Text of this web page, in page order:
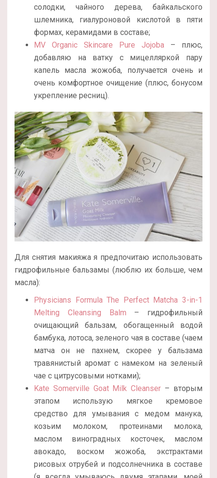
солодки, чайного дерева, байкальского
шлемника, гиалуроновой кислотой в пяти
формах, керамидами в составе;
MV Organic Skincare Pure Jojoba – плюс,
добавляю на ватку с мицелляркой пару
капель масла жожоба, получается очень и
очень комфортное очищение (плюс, бонусом
укрепление ресниц).
Для снятия макияжа я предпочитаю использовать
гидрофильные бальзамы (люблю их больше, чем
масла):
Physicians Formula The Perfect Matcha 3-in-1
Melting Cleansing Balm – гидрофильный
очищающий бальзам, обогащенный водой
бамбука, лотоса, зеленого чая в составе (чаем
матча он не пахнем, скорее у бальзама
травянистый аромат с намеком на зеленый
чае с цитрусовыми нотками);
Kate Somerville Goat Milk Cleanser – вторым
этапом использую мягкое кремовое
средство для умывания с медом манука,
козьим молоком, протеинами молока,
маслом виноградных косточек, маслом
авокадо, воском жожоба, экстрактами
рисовых отрубей и подсолнечника в составе